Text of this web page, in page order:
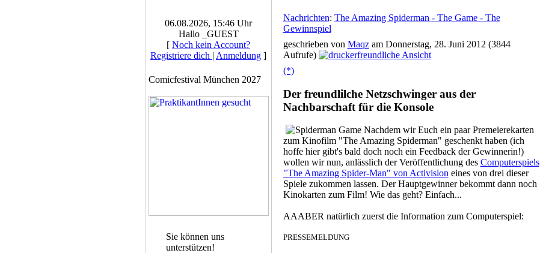
06.08.2026, 15:46 Uhr
Hallo _GUEST
[ Noch kein Account?
Registriere dich | Anmeldung ]
Comicfestival München 2027
Sie können uns
unterstützen!
Nachrichten: The Amazing Spiderman - The Game - The
Gewinnspiel
geschrieben von Maqzam Donnerstag, 28. Juni 2012 (3844
Aufrufe)
(*)
Der freundlilche Netzschwinger aus der
Nachbarschaft für die Konsole
Nachdem wir Euch ein paar Premeierekarten
zum Kinofilm "The Amazing Spiderman" geschenkt haben (ich
hoffe hier gibt's bald doch noch ein Feedback der Gewinnerin!)
wollen wir nun, anlässlich der Veröffentlichung des Computerspiels
"The Amazing Spider-Man" von Activisioneines von drei dieser
Spiele zukommen lassen. Der Hauptgewinner bekommt dann noch
Kinokarten zum Film! Wie das geht? Einfach...
AAABER natürlich zuerst die Information zum Computerspiel:
PRESSEMELDUNG